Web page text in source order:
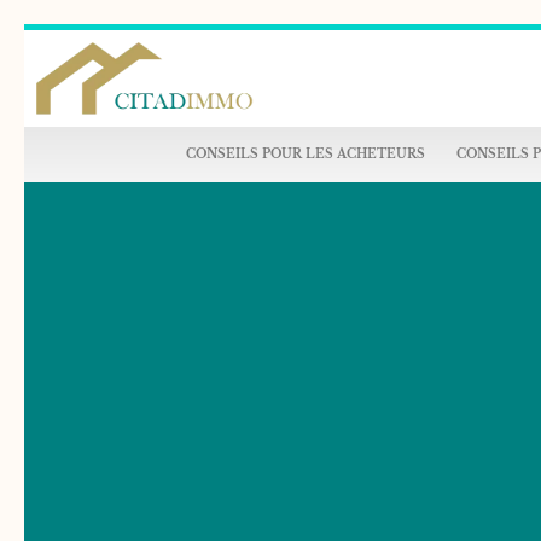
CONSEILS POUR LES ACHETEURS CONSEILS